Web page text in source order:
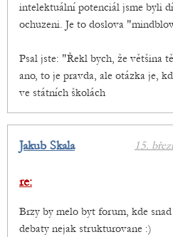
intelektuální potenciál jsme byli
ochuzeni. Je to doslova
Psal jste: "Řekl bych, že většina
ano, to je pravda, ale otázka je,
ve státních školách
15.
Jakub Skala
re:
Brzy by melo byt forum, kde
debaty nejak strukturovane :)